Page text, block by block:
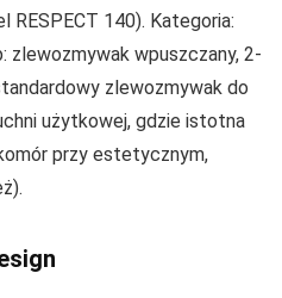
RESPECT 140). Kategoria:
zlewozmywak wpuszczany, 2-
zlewozmywak do
użytkowej, gdzie istotna
przy estetycznym,